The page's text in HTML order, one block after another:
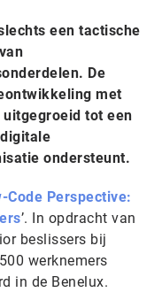
een tactische
De
met
tot een
ondersteunt.
Code Perspective:
’. In opdracht van
beslissers bij
werknemers
in de Benelux.